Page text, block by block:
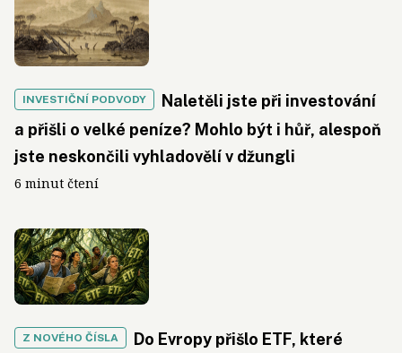
INVESTIČNÍ PODVODY
Naletěli jste při investování
a přišli o velké peníze? Mohlo být i hůř, alespoň
jste neskončili vyhladovělí v džungli
6 minut čtení
Z NOVÉHO ČÍSLA
Do Evropy přišlo ETF, které